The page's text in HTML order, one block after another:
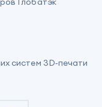
систем 3D‑печати